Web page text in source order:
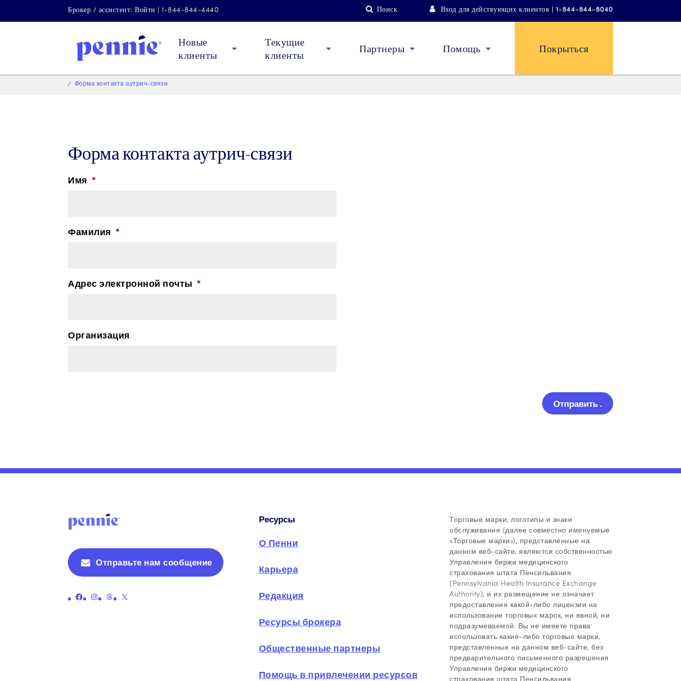
Брокер / ассистент: Войти | 1-844-844-4440 Поиск Вход для действующих клиентов | 1-844-844-8040
Новые
клиенты
Текущие
клиенты
Партнеры Помощь Покрыться
Форма контакта аутрич-связи
Форма контакта аутрич-связи
Имя *
Фамилия *
Адрес электронной почты *
Организация
Отправьте нам сообщение
Ссылка на официальную страницу Пенни в Facebook
Ссылка на официальную страницу Пенни в Instagram
Ссылка на официальную страницу ниток ПенниСсылка на официальную страницу Пенни в X (бывший Twitter)
Ресурсы
О Пенни
Карьера
Редакция
Ресурсы брокера
Общественные партнеры
Помощь в привлечении ресурсов
Торговые марки, логотипы и знаки
обслуживания (далее совместно именуемые
«Торговые марки»), представленные на
данном веб-сайте, являются собственностью
Управления биржи медицинского
страхования штата Пенсильвания
(Pennsylvania Health Insurance Exchange
Authority), и их размещение не означает
предоставления какой-либо лицензии на
использование торговых марок, ни явной, ни
подразумеваемой. Вы не имеете права
использовать какие-либо торговые марки,
представленные на данном веб-сайте, без
предварительного письменного разрешения
Управления биржи медицинского
страхования штата Пенсильвания.